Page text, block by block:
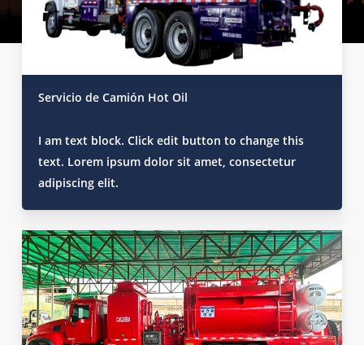
Servicio de Camión Hot Oil
I am text block. Click edit button to change this
text. Lorem ipsum dolor sit amet, consectetur
adipiscing elit.